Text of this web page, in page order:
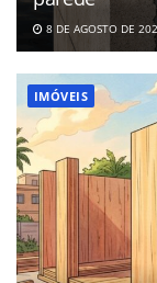
8 DE AGOSTO DE
IMÓVEIS